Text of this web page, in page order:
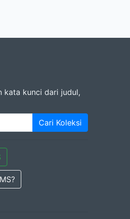
kata kunci dari judul,
Cari Koleksi